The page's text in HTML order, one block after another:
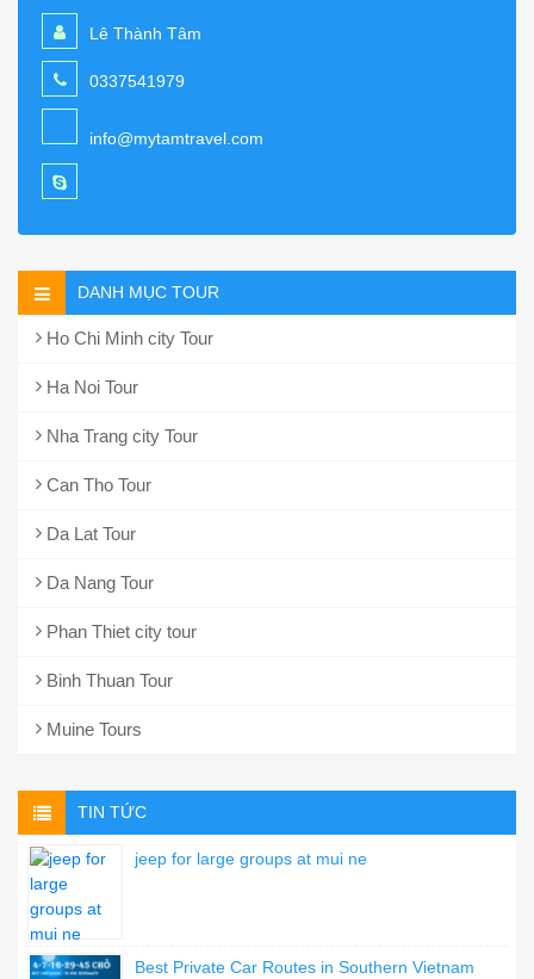
Lê Thành Tâm
0337541979
info@mytamtravel.com
DANH MỤC TOUR
Ho Chi Minh city Tour
Ha Noi Tour
Nha Trang city Tour
Can Tho Tour
Da Lat Tour
Da Nang Tour
Phan Thiet city tour
Binh Thuan Tour
Muine Tours
TIN TỨC
jeep for large groups at mui ne
Best Private Car Routes in Southern Vietnam